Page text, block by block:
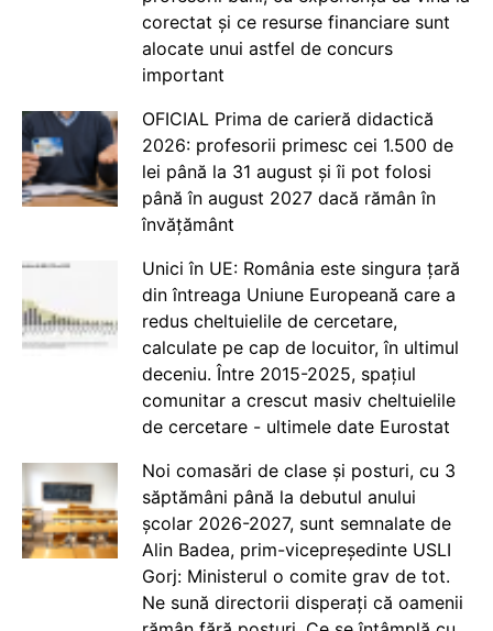
corectat și ce resurse financiare sunt
alocate unui astfel de concurs
important
OFICIAL Prima de carieră didactică
2026: profesorii primesc cei 1.500 de
lei până la 31 august și îi pot folosi
până în august 2027 dacă rămân în
învățământ
Unici în UE: România este singura țară
din întreaga Uniune Europeană care a
redus cheltuielile de cercetare,
calculate pe cap de locuitor, în ultimul
deceniu. Între 2015-2025, spațiul
comunitar a crescut masiv cheltuielile
de cercetare - ultimele date Eurostat
Noi comasări de clase și posturi, cu 3
săptămâni până la debutul anului
școlar 2026-2027, sunt semnalate de
Alin Badea, prim-vicepreședinte USLI
Gorj: Ministerul o comite grav de tot.
Ne sună directorii disperați că oamenii